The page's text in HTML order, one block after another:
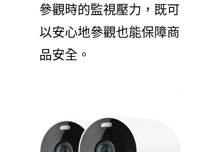
參觀時的監視壓力，既可
以安心地參觀也能保障商
品安全。